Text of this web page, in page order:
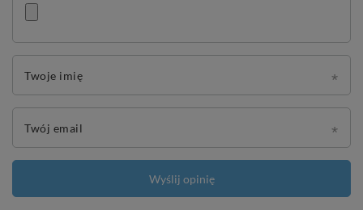
Twoje imię
Twój email
Wyślij opinię